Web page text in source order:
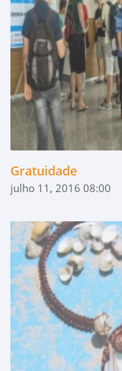
Gratuidade
julho 11, 2016 08:00